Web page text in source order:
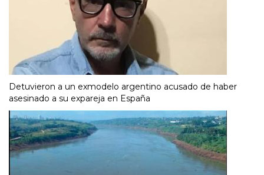
Detuvieron a un exmodelo argentino acusado de haber
asesinado a su expareja en España